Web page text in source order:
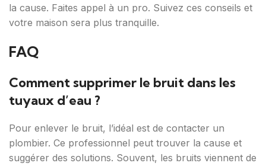
la cause. Faites appel à un pro. Suivez ces conseils et
votre maison sera plus tranquille.
FAQ
Comment supprimer le bruit dans les
tuyaux d’eau ?
Pour enlever le bruit, l’idéal est de contacter un
plombier. Ce professionnel peut trouver la cause et
suggérer des solutions. Souvent, les bruits viennent de